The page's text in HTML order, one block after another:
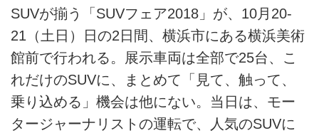
SUVが揃う「SUVフェア2018」が、10月20-
21（土日）日の2日間、横浜市にある横浜美術
館前で行われる。展示車両は全部で25台、こ
れだけのSUVに、まとめて「見て、触って、
乗り込める」機会は他にない。当日は、モー
タージャーナリストの運転で、人気のSUVに